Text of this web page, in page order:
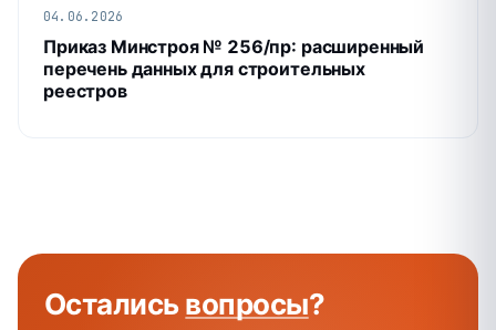
04.06.2026
Приказ Минстроя № 256/пр: расширенный
перечень данных для строительных
реестров
Осталисьвопросы?